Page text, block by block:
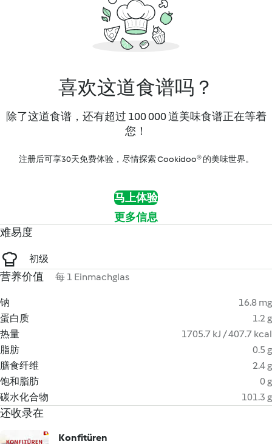
喜欢这道食谱吗？
除了这道食谱，还有超过 100 000 道美味食谱正在等着
您！
注册后可享30天免费体验，尽情探索 Cookidoo® 的美味世界。
马上体验
更多信息
难易度
初级
营养价值 每 1 Einmachglas
钠
16.8 mg
蛋白质
1.2 g
热量
1705.7 kJ / 407.7 kcal
脂肪
0.5 g
膳食纤维
2.4 g
饱和脂肪
0 g
碳水化合物
101.3 g
还收录在
Konfitüren